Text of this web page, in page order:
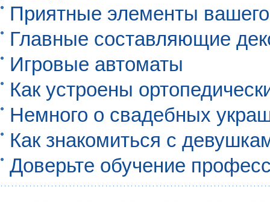
Приятные элементы
Главные составляющие
Игровые автоматы
Как устроены
Немного о свадебных
Как знакомиться с
Доверьте обучение